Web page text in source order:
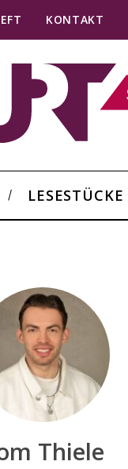
KONTAKT
LESESTÜCKE
Thiele